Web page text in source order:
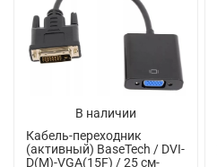
В наличии
Кабель-переходник
(активный) BaseTech / DVI-
D(M)-VGA(15F) / 25 см-